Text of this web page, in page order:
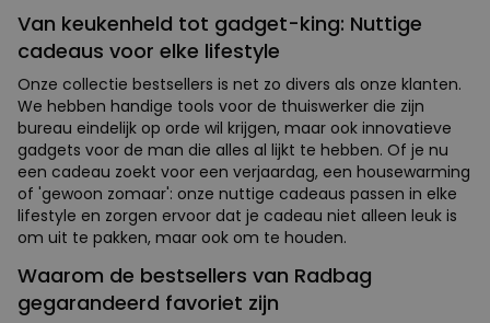
Van keukenheld tot gadget-king: Nuttige
cadeaus voor elke lifestyle
Onze collectie bestsellers is net zo divers als onze klanten.
We hebben handige tools voor de thuiswerker die zijn
bureau eindelijk op orde wil krijgen, maar ook innovatieve
gadgets voor de man die alles al lijkt te hebben. Of je nu
een cadeau zoekt voor een verjaardag, een housewarming
of 'gewoon zomaar': onze nuttige cadeaus passen in elke
lifestyle en zorgen ervoor dat je cadeau niet alleen leuk is
om uit te pakken, maar ook om te houden.
Waarom de bestsellers van Radbag
gegarandeerd favoriet zijn